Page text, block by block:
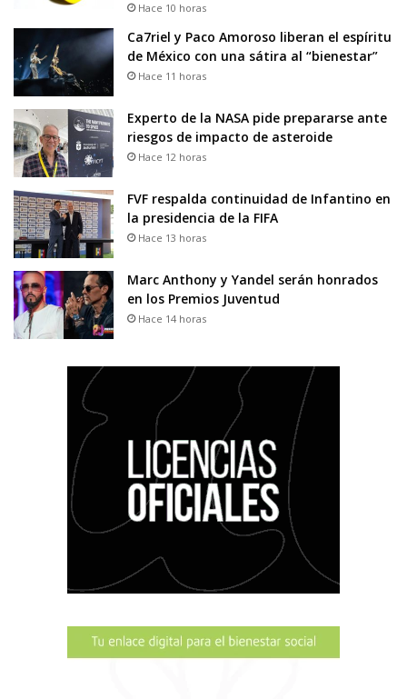
Hace 10 horas
Ca7riel y Paco Amoroso liberan el espíritu
de México con una sátira al “bienestar”
Hace 11 horas
Experto de la NASA pide prepararse ante
riesgos de impacto de asteroide
Hace 12 horas
FVF respalda continuidad de Infantino en
la presidencia de la FIFA
Hace 13 horas
Marc Anthony y Yandel serán honrados
en los Premios Juventud
Hace 14 horas